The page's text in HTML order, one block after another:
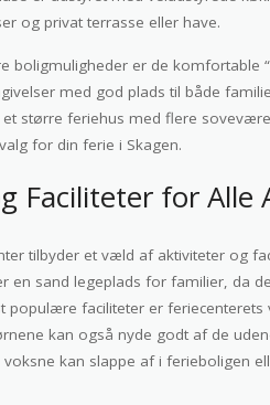
og privat terrasse eller have.
boligmuligheder er de komfortable
med god plads til både
et større feriehus med flere
for din ferie i Skagen.
Faciliteter for Alle
tilbyder et væld af aktiviteter og
en sand legeplads for familier, da
populære faciliteter er
kan også nyde godt af de
kan slappe af i ferieboligen